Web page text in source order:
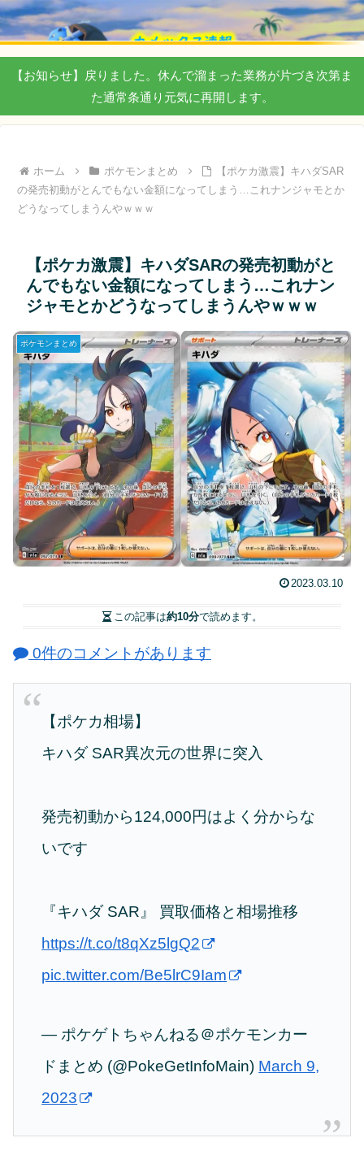
【お知らせ】戻りました。休んで溜まった業務が片づき次第ま
た通常条通り元気に再開します。
ホーム ポケモンまとめ
【ポケカ激震】キハダSAR
の発売初動がとんでもない金額になってしまう…これナンジャモとか
どうなってしまうんやｗｗｗ
【ポケカ激震】キハダSARの発売初動がと
んでもない金額になってしまう…これナン
ジャモとかどうなってしまうんやｗｗｗ
ポケモンまとめ
2023.03.10
この記事は約10分で読めます。
0件のコメントがあります
【ポケカ相場】
キハダ SAR異次元の世界に突入
発売初動から124,000円はよく分からな
いです
『キハダ SAR』 買取価格と相場推移
https://t.co/t8qXz5lgQ2
pic.twitter.com/Be5lrC9Iam
— ポケゲトちゃんねる＠ポケモンカー
ドまとめ (@PokeGetInfoMain) March 9,
2023